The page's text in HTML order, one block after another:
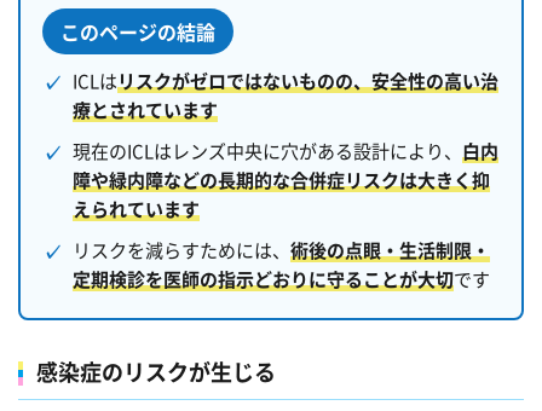
このページの結論
ICLはリスクがゼロではないものの、安全性の高い治
療とされています
現在のICLはレンズ中央に穴がある設計により、 白内
障や緑内障などの長期的な合併症リスクは大きく抑
えられています
リスクを減らすためには、 術後の点眼・生活制限・
定期検診を医師の指示どおりに守ることが大切です
感染症のリスクが生じる